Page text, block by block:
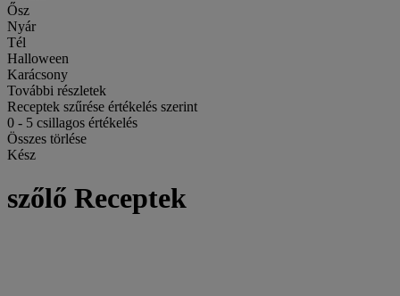
Ősz
Nyár
Tél
Halloween
Karácsony
További részletek
Receptek szűrése értékelés szerint
0 - 5 csillagos értékelés
Összes törlése
Kész
szőlő Receptek